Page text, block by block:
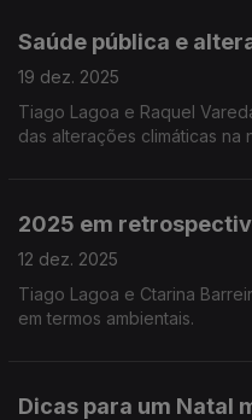
Saúde pública e
19 dez. 2025
Tiago Lagoa e Raquel
das alterações climáticas na
2025 em
12 dez. 2025
Tiago Lagoa e Ctarina
em termos ambientais.
Dicas para um Natal